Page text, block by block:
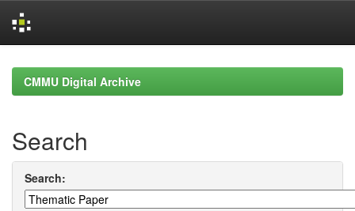
navigationCMMU Digital Archive
Search
Search: